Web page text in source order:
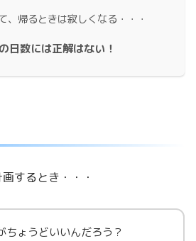
、帰るときは寂しくなる・・・
日数には正解はない！
するとき・・・
ちょうどいいんだろう？